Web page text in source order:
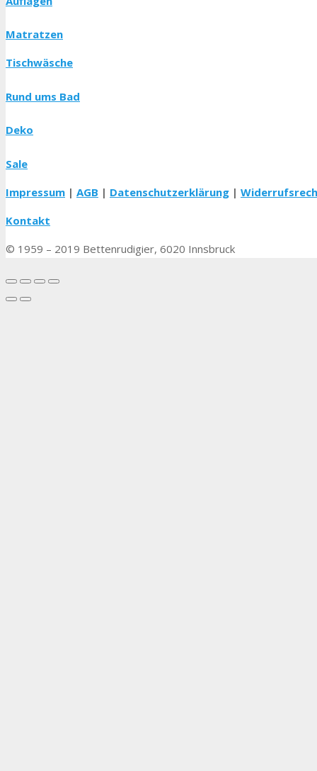
Matratzen
Tischwäsche
Rund ums Bad
Deko
Sale
Impressum | AGB | Datenschutzerklärung |
Kontakt
© 1959 – 2019 Bettenrudigier, 6020 Innsbruck